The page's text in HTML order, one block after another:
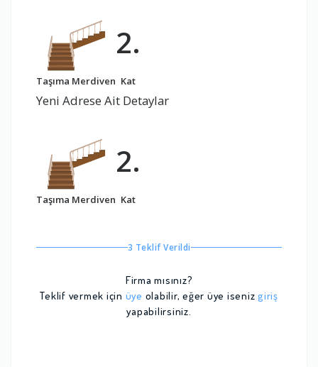
Taşıma Merdiven
2.
Kat
Yeni Adrese Ait Detaylar
Taşıma Merdiven
2.
Kat
3 Teklif Verildi
Firma mısınız?
Teklif vermek için üye olabilir, eğer üye iseniz giriş
yapabilirsiniz.